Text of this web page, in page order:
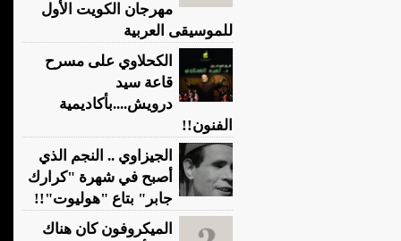
مهرجان الكويت الأول
للموسيقى العربية
الكحلاوي على مسرح
قاعة سيد
درويش....بأكاديمية
الفنون!!
الجيزاوي .. النجم الذي
أصبح في شهرة "كرارك
جابر" بتاع "هوليوت"!!
الميكروفون كان هناك